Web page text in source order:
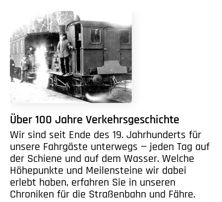
Über 100 Jahre Verkehrsgeschichte
Wir sind seit Ende des 19. Jahrhunderts für
unsere Fahrgäste unterwegs — jeden Tag auf
der Schiene und auf dem Wasser. Welche
Höhepunkte und Meilensteine wir dabei
erlebt haben, erfahren Sie in unseren
Chroniken für die Straßenbahn und Fähre.